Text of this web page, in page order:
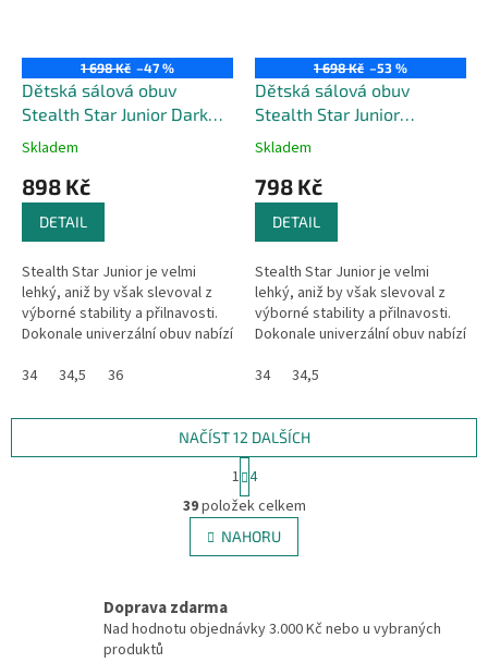
1 698 Kč –47 %
Dětská sálová obuv
Stealth Star Junior Dark
Denim / White / Copen
Skladem
898 Kč
DETAIL
Stealth Star Junior je velmi
lehký, aniž by však slevoval z
výborné stability a přilnavosti.
Dokonale univerzální obuv nabízí
citlivou mezipodešev, a...
34 34,5 36
1 698 Kč –53 %
Dětská sálová obuv
Stealth Star Junior
Heather / White / Snow
Skladem
798 Kč
DETAIL
Stealth Star Junior je velmi
lehký, aniž by však slevoval z
výborné stability a přilnavosti.
Dokonale univerzální obuv nabízí
citlivou mezipodešev, a...
34 34,5
O
v
l
á
c
í
NAČÍST 12 DALŠÍCH
t
r
á
n
k
n
1 4
39položek celkem
NAHORU
Doprava zdarma
Nad hodnotu objednávky 3.000 Kč nebo u vybraných
produktů